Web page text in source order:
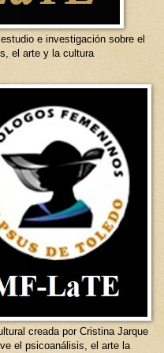
e investigación sobre el
el arte y la cultura
creada por Cristina Jarque
el psicoanálisis, el arte la